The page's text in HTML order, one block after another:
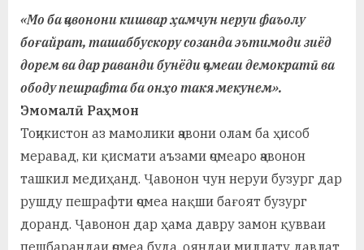
б
а
н
м
и
Н
о
«Мо ба ҷавонони кишвар ҳамчун неруи фаъолу
боғайрат, ташаббускору созанда эътимоди зиёд
дорем ва дар раванди бунёди ҷомеаи демократӣ ва
ободу пешрафта ба онҳо такя мекунем».
Эмомалӣ Раҳмон
Тоҷикистон аз мамолики ҷавони олам ба ҳисоб
меравад, ки қисмати аъзами ҷомеаро ҷавонон
ташкил медиҳанд. Ҷавонон чун неруи бузург дар
рушду пешрафти ҷомеа нақши бағоят бузург
доранд. Ҷавонон дар ҳама давру замон қувваи
пешбарандаи ҷомеа буда, ояндаи миллату давлат